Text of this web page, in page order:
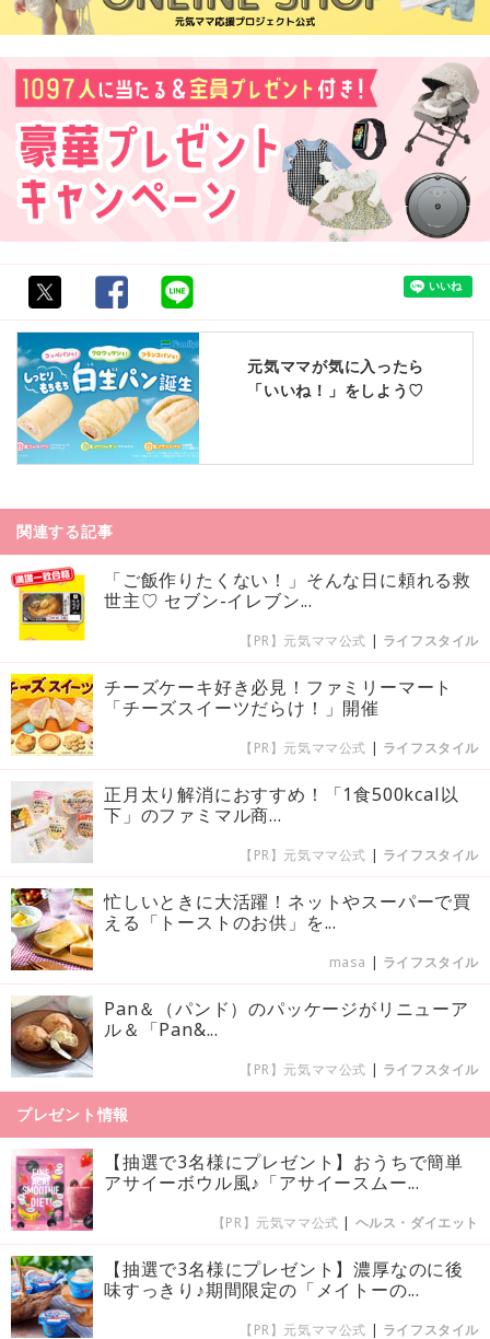
元気ママが気に入ったら
「いいね！」をしよう♡
関連する記事
「ご飯作りたくない！」そんな日に頼れる救
世主♡ セブン-イレブン...
【PR】元気ママ公式 | ライフスタイル
チーズケーキ好き必見！ファミリーマート
「チーズスイーツだらけ！」開催
【PR】元気ママ公式 | ライフスタイル
正月太り解消におすすめ！「1食500kcal以
下」のファミマル商...
【PR】元気ママ公式 | ライフスタイル
忙しいときに大活躍！ネットやスーパーで買
える「トーストのお供」を...
masa | ライフスタイル
Pan＆（パンド）のパッケージがリニューア
ル＆「Pan&...
【PR】元気ママ公式 | ライフスタイル
プレゼント情報
【抽選で3名様にプレゼント】おうちで簡単
アサイーボウル風♪「アサイースムー...
【PR】元気ママ公式 | ヘルス・ダイエット
【抽選で3名様にプレゼント】濃厚なのに後
味すっきり♪期間限定の「メイトーの...
【PR】元気ママ公式 | ライフスタイル